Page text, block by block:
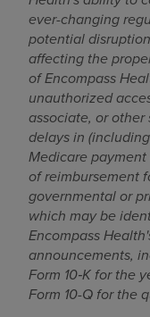
ever-changing
potential
affecting the
of Encompass
unauthorized
associate, or
delays in
Medicare payment
of reimbursement
governmental or
which may be
Encompass
announcements,
Form 10‑K for the
Form 10-Q for the